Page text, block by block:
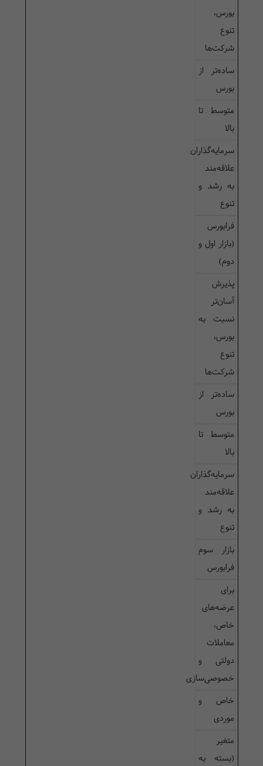
بورس،
تنوع
شرکت‌ها
ساده‌تر از
بورس
متوسط تا
بالا
سرمایه‌گذاران
علاقه‌مند
به رشد و
تنوع
فرابورس
(بازار اول و
دوم)
پذیرش
آسان‌تر
نسبت به
بورس،
تنوع
شرکت‌ها
ساده‌تر از
بورس
متوسط تا
بالا
سرمایه‌گذاران
علاقه‌مند
به رشد و
تنوع
بازار سوم
فرابورس
برای
عرضه‌های
خاص،
معاملات
دولتی و
خصوصی‌سازی
خاص و
موردی
متغیر
(بسته به